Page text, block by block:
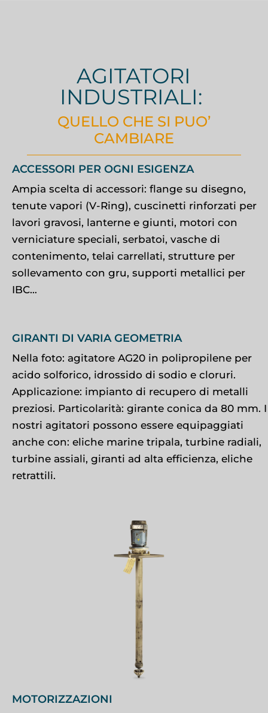
AGITATORI
INDUSTRIALI:
QUELLO CHE SI PUO’
CAMBIARE
ACCESSORI PER OGNI ESIGENZA
Ampia scelta di accessori: flange su disegno,
tenute vapori (V-Ring), cuscinetti rinforzati per
lavori gravosi, lanterne e giunti, motori con
verniciature speciali, serbatoi, vasche di
contenimento, telai carrellati, strutture per
sollevamento con gru, supporti metallici per
IBC…
GIRANTI DI VARIA GEOMETRIA
Nella foto: agitatore AG20 in polipropilene per
acido solforico, idrossido di sodio e cloruri.
Applicazione: impianto di recupero di metalli
preziosi. Particolarità: girante conica da 80 mm. I
nostri agitatori possono essere equipaggiati
anche con: eliche marine tripala, turbine radiali,
turbine assiali, giranti ad alta efficienza, eliche
retrattili.
MOTORIZZAZIONI